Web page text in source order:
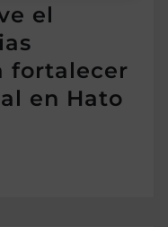
el
fortalecer
en Hato